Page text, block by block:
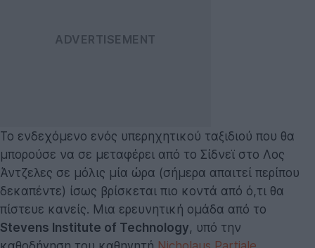
Το ενδεχόμενο ενός υπερηχητικού ταξιδιού που θα
μπορούσε να σε μεταφέρει από το Σίδνεϊ στο Λος
Άντζελες σε μόλις μία ώρα (σήμερα απαιτεί περίπου
δεκαπέντε) ίσως βρίσκεται πιο κοντά από ό,τι θα
πίστευε κανείς. Μια ερευνητική ομάδα από το
Stevens Institute of Technology, υπό την